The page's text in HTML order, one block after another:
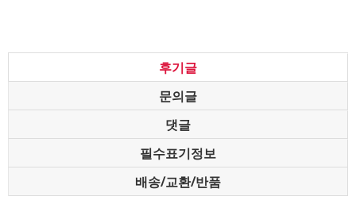
후기글
문의글
댓글
필수표기정보
배송/교환/반품